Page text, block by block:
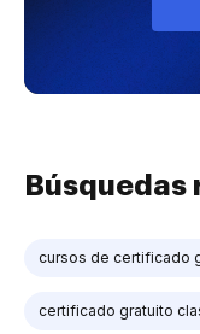
cursos de certificado
certificado gratuito